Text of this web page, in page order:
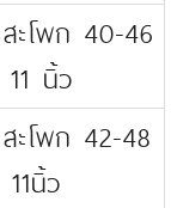
ะโพก 40-46
นิ้ว
ะโพก 42-48
นิ้ว